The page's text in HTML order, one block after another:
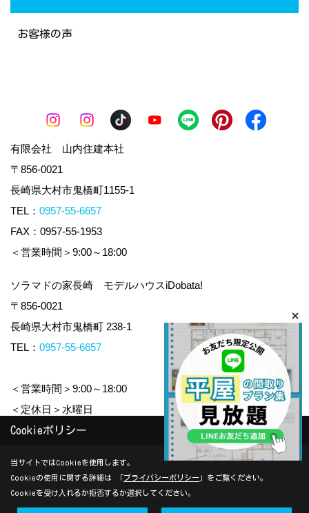
お客様の声
有限会社 山内住建本社
〒856-0021
長崎県大村市鬼橋町1155-1
TEL： 0957-55-6657
FAX：0957-55-1953
＜営業時間＞9:00～18:00
ソラマドの家長崎 モデルハウスiDobata!
〒856-0021
長崎県大村市鬼橋町 238-1
TEL： 0957-55-6657
＜営業時間＞9:00～18:00
＜定休日＞水曜日
Copyright (c) yamauchi-jyuken. All Rights Reserved.
Produced byゴデスクリエイト
Cookieポリシー
当サイトではCookieを使用します。
Cookieの使用に関する詳細は 「プライバシーポリシー 」をご覧ください。
Cookieを受け入れるか拒否するか選択してください。